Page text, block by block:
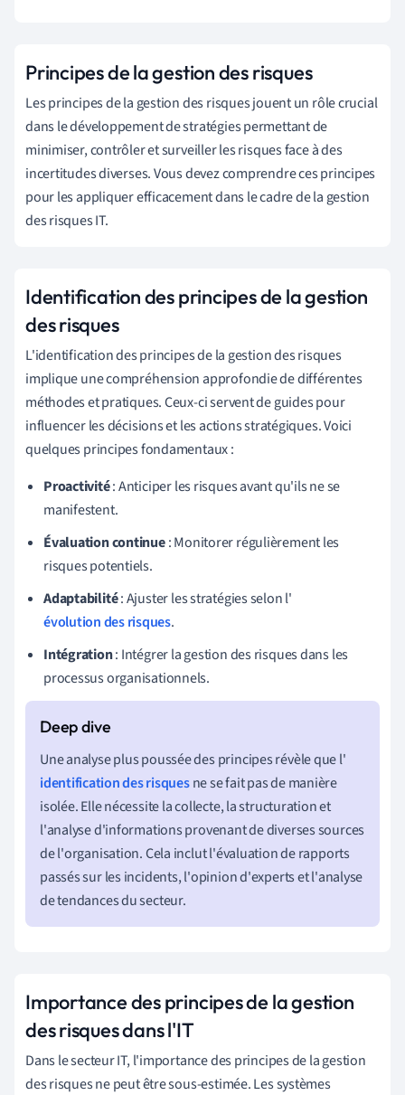
Principes de la gestion des risques
Les principes de la gestion des risques jouent un rôle crucial
dans le développement de stratégies permettant de
minimiser, contrôler et surveiller les risques face à des
incertitudes diverses. Vous devez comprendre ces principes
pour les appliquer efficacement dans le cadre de la gestion
des risques IT.
Identification des principes de la gestion
des risques
L'identification des principes de la gestion des risques
implique une compréhension approfondie de différentes
méthodes et pratiques. Ceux-ci servent de guides pour
influencer les décisions et les actions stratégiques. Voici
quelques principes fondamentaux :
Proactivité: Anticiper les risques avant qu'ils ne se
manifestent.
Évaluation continue: Monitorer régulièrement les
risques potentiels.
Adaptabilité: Ajuster les stratégies selon l'
évolution des risques.
Intégration: Intégrer la gestion des risques dans les
processus organisationnels.
Une analyse plus poussée des principes révèle que l'
identification des risquesne se fait pas de manière
isolée. Elle nécessite la collecte, la structuration et
l'analyse d'informations provenant de diverses sources
de l'organisation. Cela inclut l'évaluation de rapports
passés sur les incidents, l'opinion d'experts et l'analyse
de tendances du secteur.
Importance des principes de la gestion
des risques dans l'IT
Dans le secteur IT, l'importance des principes de la gestion
des risques ne peut être sous-estimée. Les systèmes